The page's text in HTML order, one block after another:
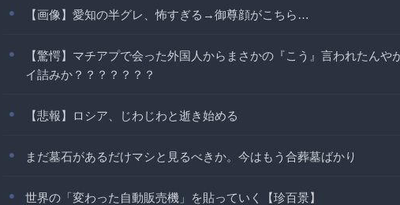
【画像】愛知の半グレ、怖すぎる→御尊顔がこちら…
【驚愕】マチアプで会った外国人からまさかの『こう』言われたんや
イ詰みか？？？？？？？
【悲報】ロシア、じわじわと逝き始める
まだ墓石があるだけマシと見るべきか。今はもう合葬墓ばかり
世界の「変わった自動販売機」を貼っていく【珍百景】